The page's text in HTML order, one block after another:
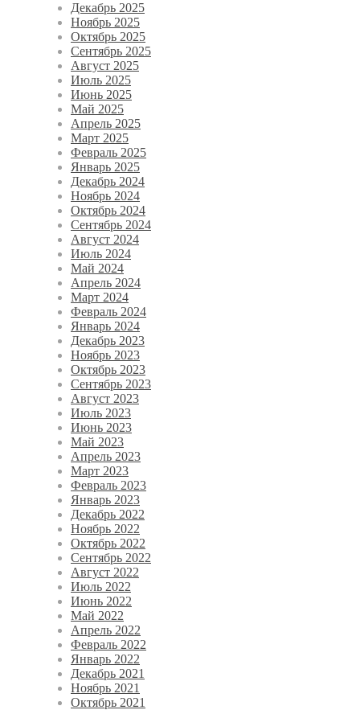
Декабрь 2025
Ноябрь 2025
Октябрь 2025
Сентябрь 2025
Август 2025
Июль 2025
Июнь 2025
Май 2025
Апрель 2025
Март 2025
Февраль 2025
Январь 2025
Декабрь 2024
Ноябрь 2024
Октябрь 2024
Сентябрь 2024
Август 2024
Июль 2024
Май 2024
Апрель 2024
Март 2024
Февраль 2024
Январь 2024
Декабрь 2023
Ноябрь 2023
Октябрь 2023
Сентябрь 2023
Август 2023
Июль 2023
Июнь 2023
Май 2023
Апрель 2023
Март 2023
Февраль 2023
Январь 2023
Декабрь 2022
Ноябрь 2022
Октябрь 2022
Сентябрь 2022
Август 2022
Июль 2022
Июнь 2022
Май 2022
Апрель 2022
Февраль 2022
Январь 2022
Декабрь 2021
Ноябрь 2021
Октябрь 2021